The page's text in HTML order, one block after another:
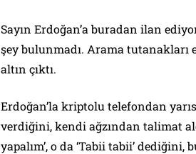
Sayın Erdoğan’a buradan ilan
şey bulunmadı. Arama tutanakları
altın çıktı.
Erdoğan’la kriptolu telefondan
verdiğini, kendi ağzından talimat
yapalım’, o da ‘Tabii tabii’ dediğini,